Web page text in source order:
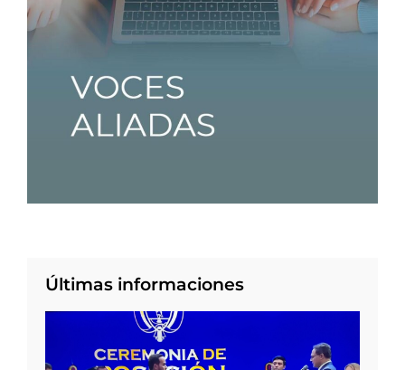
Últimas informaciones